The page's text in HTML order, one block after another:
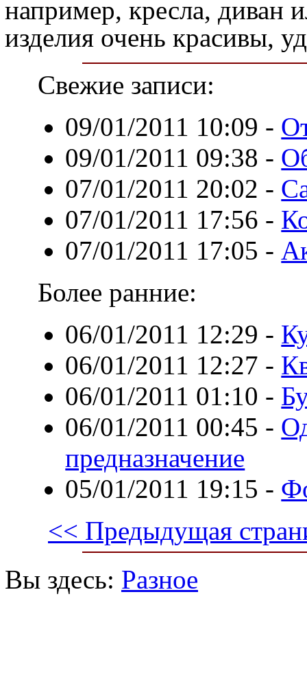
например, кресла, диван
изделия очень красивы,
Свежие записи:
09/01/2011 10:09 -
09/01/2011 09:38 -
07/01/2011 20:02 -
07/01/2011 17:56 -
07/01/2011 17:05 -
Более ранние:
06/01/2011 12:29 -
06/01/2011 12:27 -
06/01/2011 01:10 -
06/01/2011 00:45 -
предназначение
05/01/2011 19:15 -
<< Предыдущая
Вы здесь: Разное